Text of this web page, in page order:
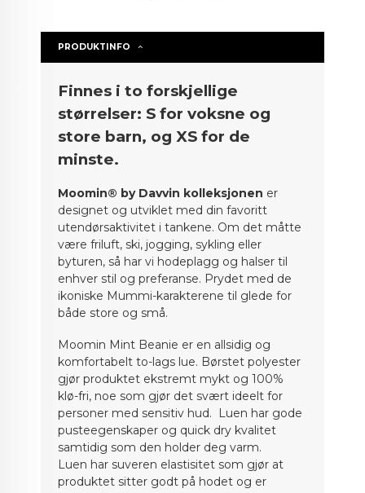
PRODUKTINFO
Finnes i to forskjellige
størrelser: S for voksne og
store barn, og XS for de
minste.
Moomin® by Davvin kolleksjonen er
designet og utviklet med din favoritt
utendørsaktivitet i tankene. Om det måtte
værefriluft, ski, jogging, sykling eller
byturen, så har vi hodeplagg og halser til
enhver stil og preferanse. Prydet med de
ikoniske Mummi-karakterene til glede for
både store og små.
Moomin Mint Beanie er en allsidig og
komfortabelt to-lags lue. Børstet polyester
gjør produktet ekstremt mykt og 100%
klø-fri, noe som gjør det svært ideelt for
personer med sensitiv hud. Luen har gode
pusteegenskaper og quick dry kvalitet
samtidig som den holder deg varm.
Luen har suveren elastisitet som gjør at
produktet sitter godt på hodet og er